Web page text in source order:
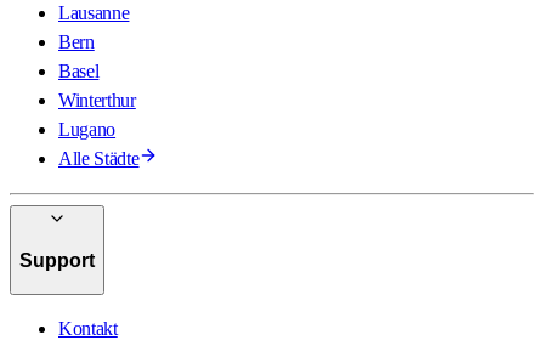
Lausanne
Bern
Basel
Winterthur
Lugano
Alle Städte
Support
Kontakt